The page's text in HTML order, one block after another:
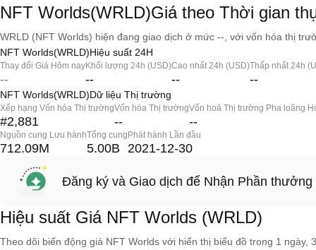
NFT Worlds(WRLD)Giá theo Thời gian
WRLD (NFT Worlds) hiện đang giao dịch ở mức --, với vốn hóa thị
NFT Worlds(WRLD)Hiệu suất 24H
Thay đổi Giá Hôm nay
--
Khối lượng 24h (USD)
--
Cao nhất 24h (USD)
--
Thấp nhất 24h
--
NFT Worlds(WRLD)Dữ liệu Thị trường
Xếp hạng Vốn hóa Thị trường
#2,881
Vốn hóa Thị trường
--
Vốn hoá Thị trường Pha loãng
--
Nguồn cung Lưu hành
712.09M
Tổng cung
5.00B
Phát hành Lần đầu
2021-12-30
Đăng ký và Giao dịch để Nhận Phần thưởng
Hiệu suất Giá NFT Worlds (WRLD)
Theo dõi biến động giá NFT Worlds với hiển thị biểu đồ trong 1